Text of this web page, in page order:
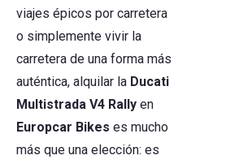
viajes épicos por carretera
o simplemente vivir la
carretera de una forma más
auténtica, alquilar la Ducati
Multistrada V4 Rally en
Europcar Bikes es mucho
más que una elección: es